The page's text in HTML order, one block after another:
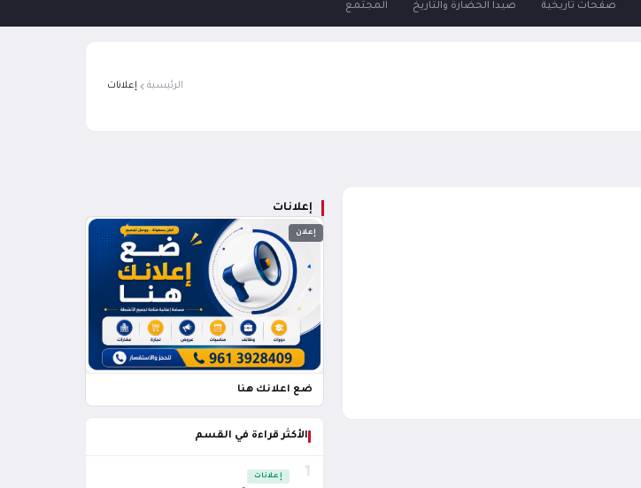
صفحات تاريخية صيدا الحضارة والتاريخ المجتمع
الرئيسية إعلانات
إعلانات
إعلان
ضع اعلانك هنا
الأكثر قراءة في القسم
1 إعلانات